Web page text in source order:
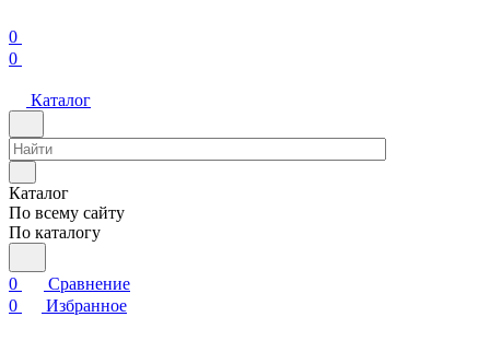
0
0
Каталог
Каталог
По всему сайту
По каталогу
0
Сравнение
0
Избранное